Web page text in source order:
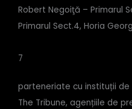
Robert Negoiţă – Primarul
Primarul Sect.4, Horia
7
parteneriate cu instituții de
The Tribune, agențiile de